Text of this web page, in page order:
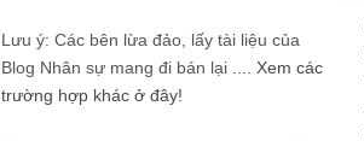
Lưu ý: Các bên lừa đảo, lấy tài liệu của
Blog Nhân sự mang đi bán lại .... Xem các
trường hợp khác ở đây!